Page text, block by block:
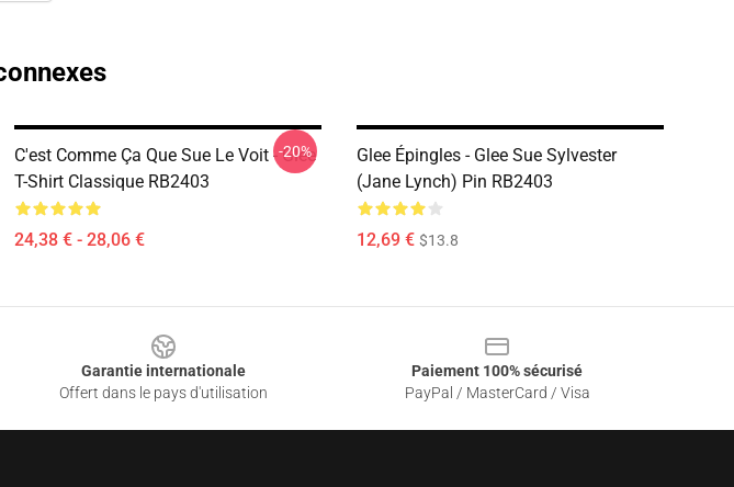
C'est Comme Ça Que Sue Le Voit - Glee
T-Shirt Classique RB2403
24,38 € - 28,06 €
-20%
Glee Épingles - Glee Sue Sylvester
(Jane Lynch) Pin RB2403
12,69 € $13.8
Garantie internationale
Offert dans le pays d'utilisation
Paiement 100% sécurisé
PayPal / MasterCard / Visa